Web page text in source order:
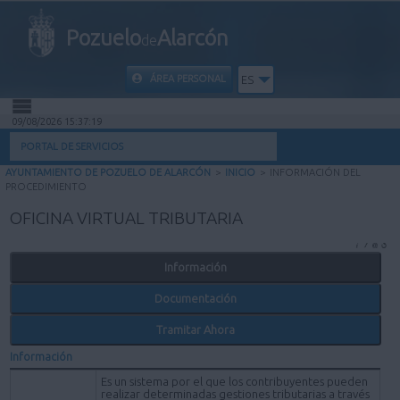
PozuelodeAlarcón
ÁREA PERSONAL ES
INICIO
INFORMACIÓN PÚBLICA
MI CARPETA
INFORMACIÓN MUNICIPAL
AYUDA
09/08/2026 15:37:19
PORTAL DE SERVICIOS
AYUNTAMIENTO DE POZUELO DE ALARCÓN > INICIO > INFORMACIÓN DEL
PROCEDIMIENTO
OFICINA VIRTUAL TRIBUTARIA
Información
Documentación
Tramitar Ahora
Información
Es un sistema por el que los contribuyentes pueden
realizar determinadas gestiones tributarias a través